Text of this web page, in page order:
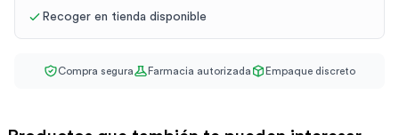
Recoger en tienda disponible
Compra segura Farmacia autorizada Empaque discreto